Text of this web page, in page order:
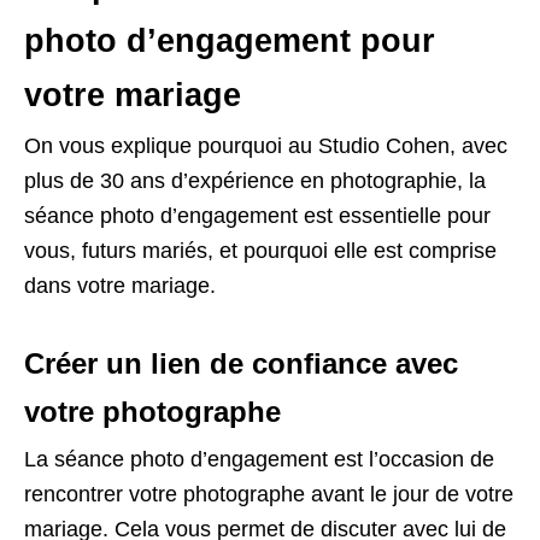
photo d’engagement pour
votre mariage
On vous explique pourquoi au Studio Cohen, avec
plus de 30 ans d’expérience en photographie, la
séance photo d’engagement est essentielle pour
vous, futurs mariés, et pourquoi elle est comprise
dans votre mariage.
Créer un lien de confiance avec
votre photographe
La séance photo d’engagement est l’occasion de
rencontrer votre photographe avant le jour de votre
mariage. Cela vous permet de discuter avec lui de